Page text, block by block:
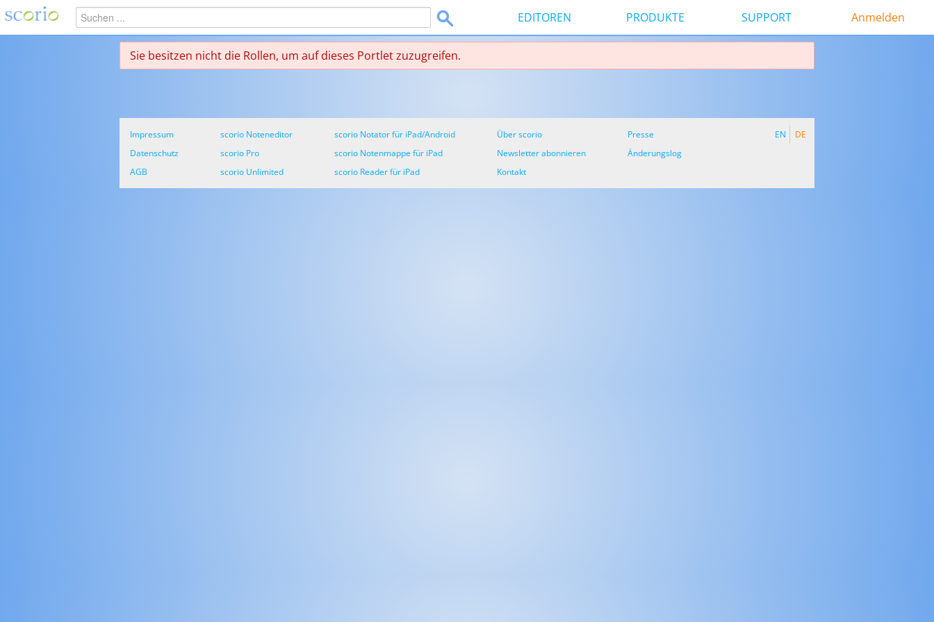
EDITOREN PRODUKTE SUPPORT Anmelden
Sie besitzen nicht die Rollen, um auf dieses Portlet zuzugreifen.
Impressum
Datenschutz
AGB
scorio Noteneditor
scorio Pro
scorio Unlimited
scorio Notator für iPad/Android
scorio Notenmappe für iPad
scorio Reader für iPad
Über scorio
Newsletter abonnieren
Kontakt
Presse
Änderungslog
EN DE